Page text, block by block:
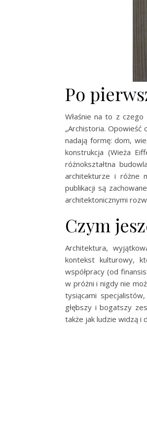
Po
Właśnie na to z
„Archistoria. Opowieść
nadają formę: dom,
konstrukcja (Wieża
różnokształtna
architekturze i różne
publikacji są
architektonicznymi
Czym
Architektura,
kontekst kulturowy,
współpracy (od
w próżni i nigdy nie
tysiącami
głębszy i bogatszy
także jak ludzie widzą i